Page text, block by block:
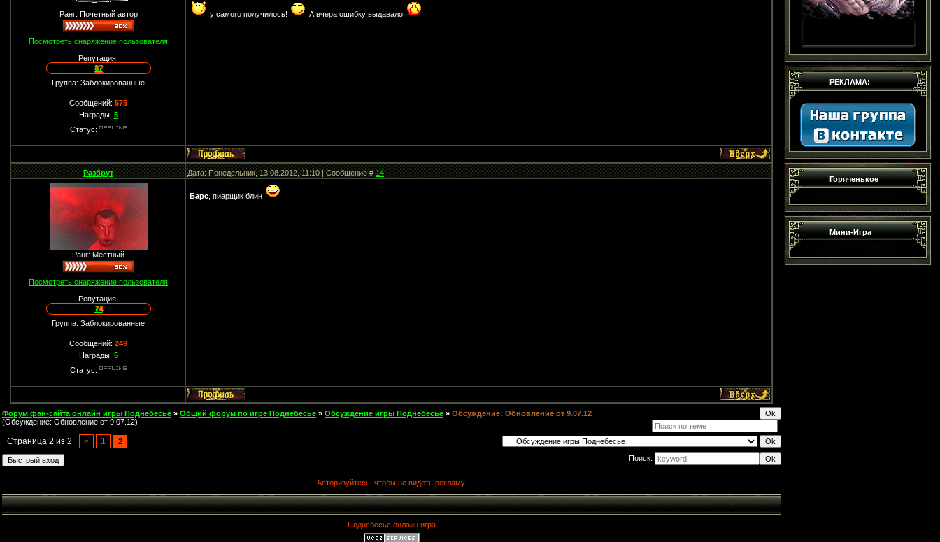
Ранг: Почетный автор
Посмотреть снаряжение пользователя
Репутация:
87
Группа: Заблокированные
Сообщений:575
Награды: 5
Статус:
у самого получилось! А вчера ошибку выдавало
Разбрут Дата: Понедельник, 13.08.2012, 11:10 | Сообщение #14
Ранг: Местный
Посмотреть снаряжение пользователя
Репутация:
74
Группа: Заблокированные
Сообщений:249
Награды: 5
Статус:
Барс , пиарщик блин
Форум фан-сайта онлайн игры Поднебесье » Общий форум по игре Поднебесье » Обсуждение игры Поднебесье » Обсуждение: Обновление от 9.07.12
(Обсуждение: Обновление от 9.07.12)
Страница 2 из 2 « 1
2
Поиск:
Авторизуйтесь, чтобы не видеть рекламу.
Поднебесье онлайн игра
РЕКЛАМА:
Горяченькое
Мини-Игра